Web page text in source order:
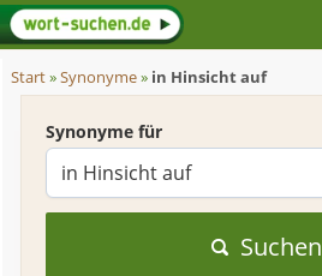
Start»Synonyme» in Hinsicht auf
Synonyme für
Suchen